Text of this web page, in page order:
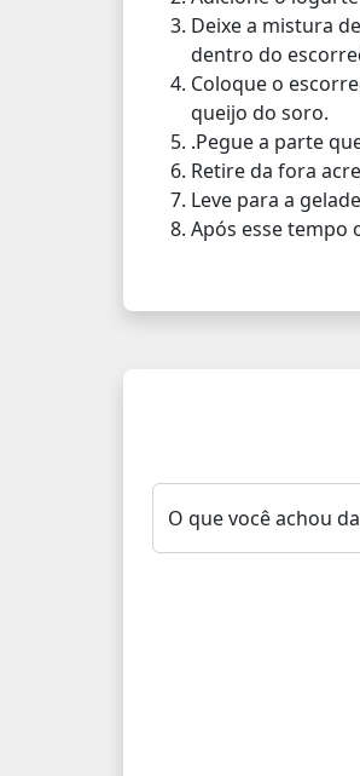
Deixe a mistura
dentro do
Coloque o
queijo do soro.
.Pegue a parte
Retire da fora
Leve para a
Após esse tempo
O que você achou